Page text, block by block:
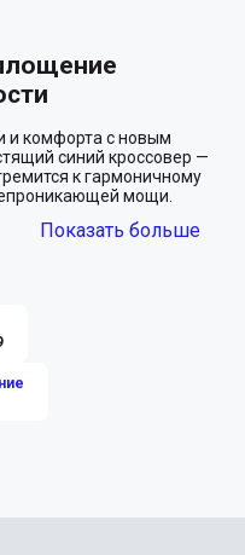
и комфорта с новым
синий кроссовер —
к гармоничному
мощи.
настоящего
Впечатления
Roewe Whale, — его
ни одного прохожего.
чтобы подчеркнуть
Показать больше